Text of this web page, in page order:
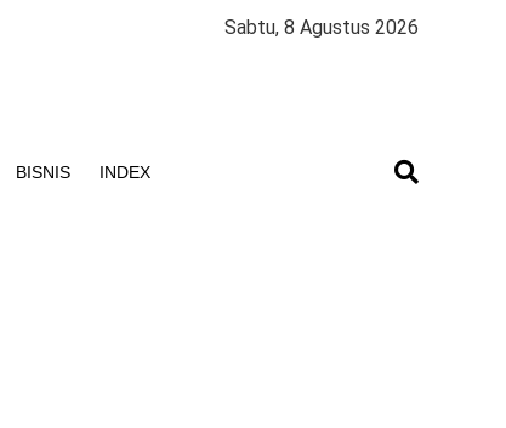
Sabtu, 8 Agustus 2026
BISNIS INDEX